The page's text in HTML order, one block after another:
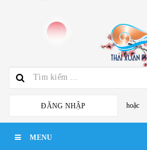
ĐĂNG NHẬP hoặc
MENU